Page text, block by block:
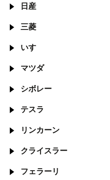
日産
三菱
いすゞ
マツダ
シボレー
テスラ
リンカーン
クライスラー
フェラーリ